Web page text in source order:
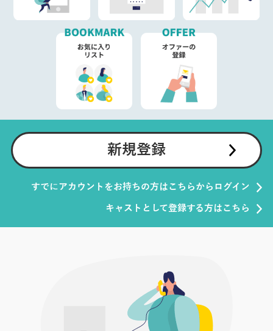
新規登録
すでにアカウントをお持ちの方はこちらからログイン
キャストとして登録する方はこちら